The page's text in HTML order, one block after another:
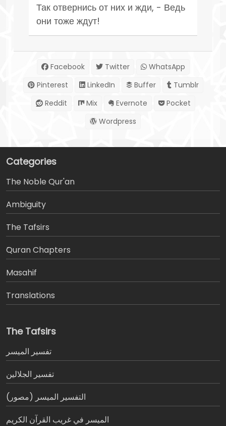
Так отвернись от них и жди, - Ведь
они тоже ждут!
Facebook Twitter
WhatsApp
Pinterest
LinkedIn Buffer
Tumblr
Reddit
Mix Evernote
Pocket
Wordpress
Categories
The Noble Qur'an
Ambiguity
The Tafsirs
َQuran Chapters
Masahif
Translations
The Tafsirs
تفسير المیسر
تفسير الجلالين
التفسير الميسر (مصور)
الميسر في غريب القرآن الكريم